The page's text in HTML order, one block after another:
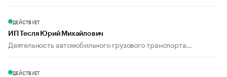
ДЕЙСТВУЕТ
ИП Тесля Юрий Михайлович
Деятельность автомобильного грузового транспорта...
ДЕЙСТВУЕТ